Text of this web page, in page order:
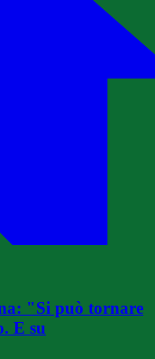
"Si può tornare
E su